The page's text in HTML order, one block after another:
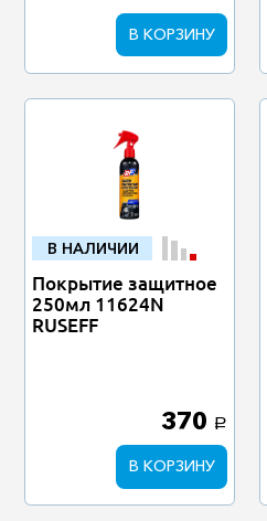
В КОРЗИНУ
В НАЛИЧИИ
Покрытие защитное
250мл 11624N
RUSEFF
370 a
В КОРЗИНУ